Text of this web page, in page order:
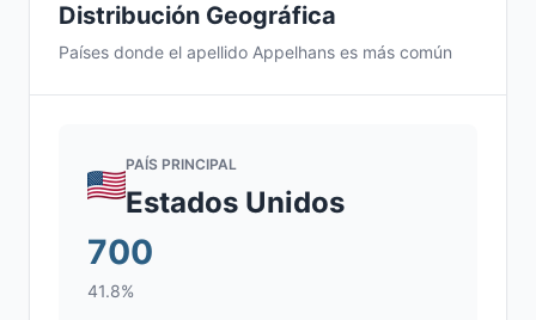
Distribución Geográfica
Países donde el apellido Appelhans es más común
PAÍS PRINCIPAL
Estados Unidos
700
41.8%